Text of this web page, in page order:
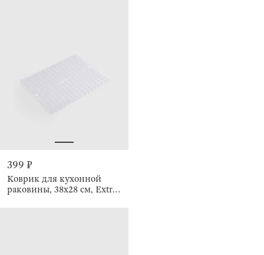
399 ₽
Коврик для кухонной
раковины, 38х28 см, Extra-